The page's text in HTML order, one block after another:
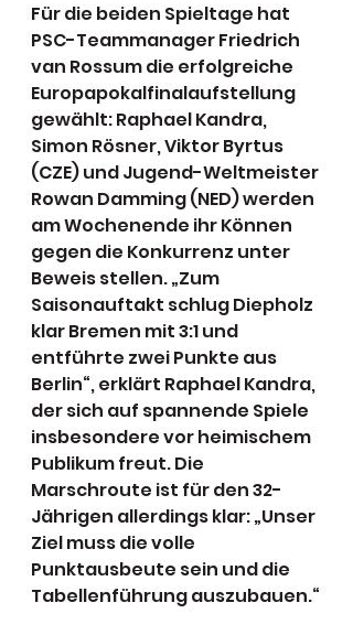
Für die beiden Spieltage hat
PSC-Teammanager Friedrich
van Rossum die erfolgreiche
Europapokalfinalaufstellung
gewählt: Raphael Kandra,
Simon Rösner, Viktor Byrtus
(CZE) und Jugend-Weltmeister
Rowan Damming (NED) werden
am Wochenende ihr Können
gegen die Konkurrenz unter
Beweis stellen. „Zum
Saisonauftakt schlug Diepholz
klar Bremen mit 3:1 und
entführte zwei Punkte aus
Berlin“, erklärt Raphael Kandra,
der sich auf spannende Spiele
insbesondere vor heimischem
Publikum freut. Die
Marschroute ist für den 32-
Jährigen allerdings klar: „Unser
Ziel muss die volle
Punktausbeute sein und die
Tabellenführung auszubauen.“